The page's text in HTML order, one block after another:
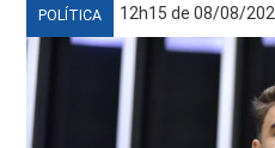
POLÍTICA 12h15 de 08/08/